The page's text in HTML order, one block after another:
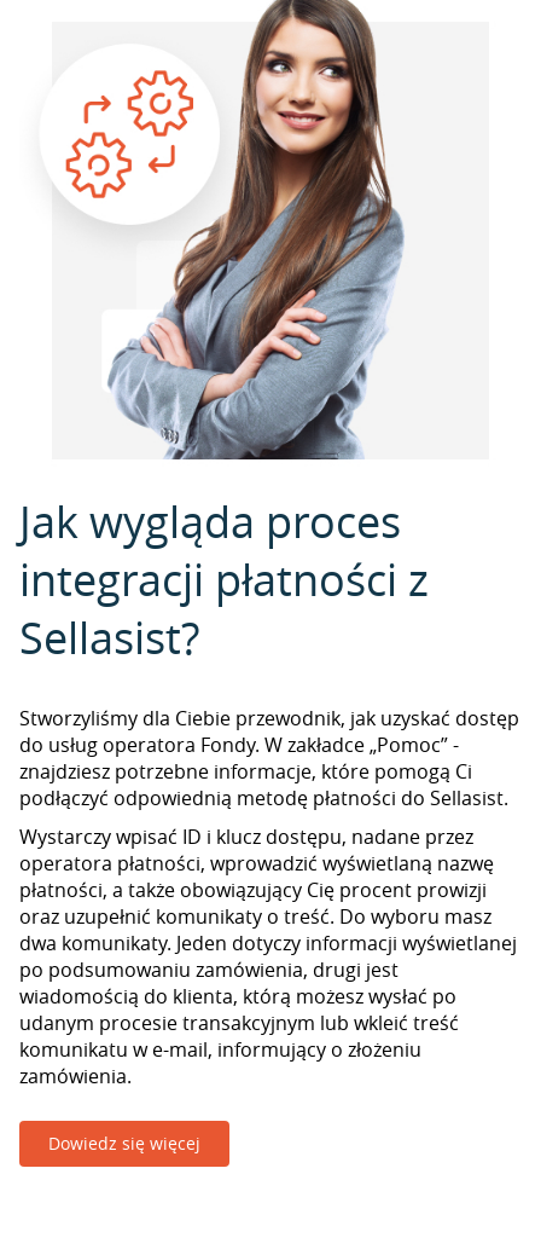
Jak wygląda proces
integracji płatności z
Sellasist?
Stworzyliśmy dla Ciebie przewodnik, jak uzyskać dostęp
do usług operatora Fondy. W zakładce „Pomoc” -
znajdziesz potrzebne informacje, które pomogą Ci
podłączyć odpowiednią metodę płatności do Sellasist.
Wystarczy wpisać ID i klucz dostępu, nadane przez
operatora płatności, wprowadzić wyświetlaną nazwę
płatności, a także obowiązujący Cię procent prowizji
oraz uzupełnić komunikaty o treść. Do wyboru masz
dwa komunikaty. Jeden dotyczy informacji wyświetlanej
po podsumowaniu zamówienia, drugi jest
wiadomością do klienta, którą możesz wysłać po
udanym procesie transakcyjnym lub wkleić treść
komunikatu w e-mail, informujący o złożeniu
zamówienia.
Dowiedz się więcej